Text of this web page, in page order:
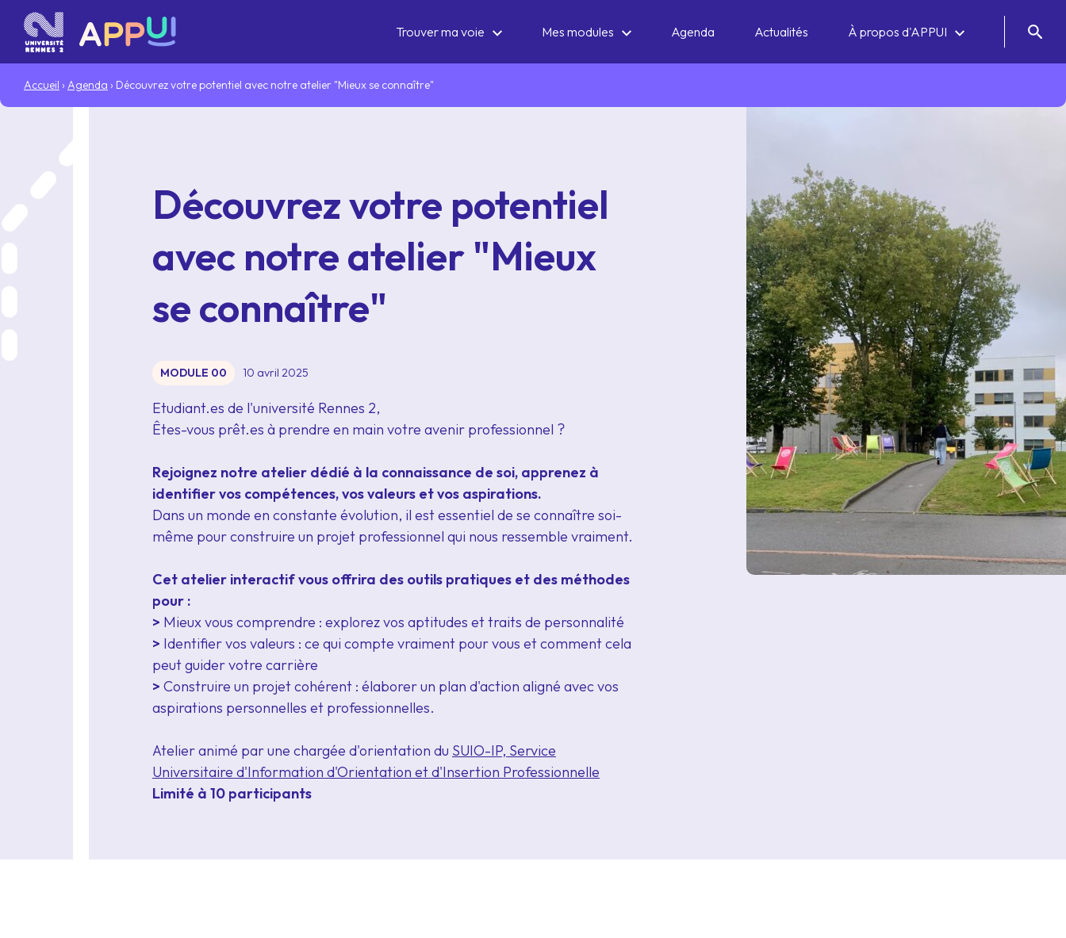
Trouver ma voie Mes modules Agenda Actualités À propos d'APPUI
Accueil Agenda Découvrez votre potentiel avec notre atelier "Mieux se connaître"
Découvrez votre potentiel
avec notre atelier "Mieux
se connaître"
MODULE 00 10 avril 2025
Etudiant.es de l'université Rennes 2,
Êtes-vous prêt.es à prendre en main votre avenir professionnel ?
Rejoignez notre atelier dédié à la connaissance de soi, apprenez à
identifier vos compétences, vos valeurs et vos aspirations.
Dans un monde en constante évolution, il est essentiel de se connaître soi-
même pour construire un projet professionnel qui nous ressemble vraiment.
Cet atelier interactif vous offrira des outils pratiques et des méthodes
pour :
> Mieux vous comprendre : explorez vos aptitudes et traits de personnalité
> Identifier vos valeurs : ce qui compte vraiment pour vous et comment cela
peut guider votre carrière
> Construire un projet cohérent : élaborer un plan d'action aligné avec vos
aspirations personnelles et professionnelles.
Atelier animé par une chargée d'orientation du SUIO-IP, Service
Universitaire d'Information d'Orientation et d'Insertion Professionnelle
Limité à 10 participants